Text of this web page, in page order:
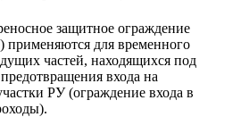
защитное ограждение
применяются для временного
частей, находящихся под
входа на
РУ (ограждение входа в